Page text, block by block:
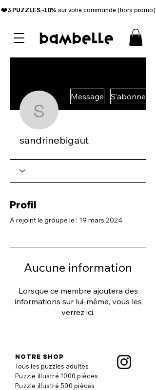
❤️3 PUZZLES -10% sur votre commande (hors promo)
sandrinebigaut
Message S'abonner
sandrinebigaut
Profil
A rejoint le groupe le : 19 mars 2024
Aucune information
Lorsque ce membre ajoutera des
informations sur lui-même, vous les
verrez ici.
Notre shop
Tous les puzzles adultes
Puzzle illustré 1000 pièces
Puzzle illustré 500 pièces